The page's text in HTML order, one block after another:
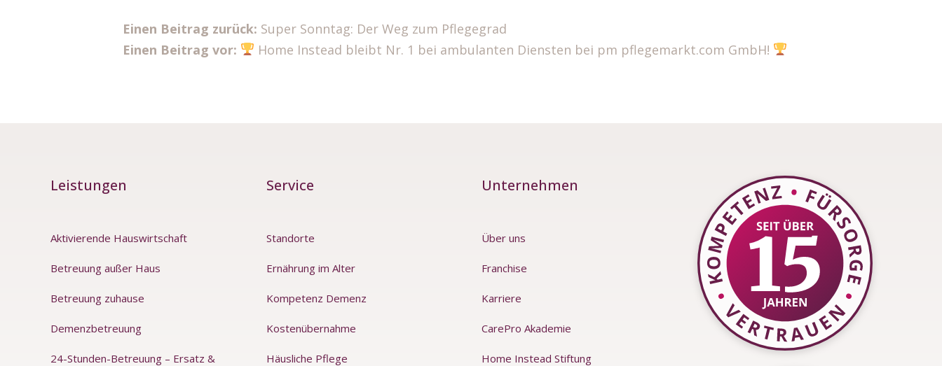
Einen Beitrag zurück: Super Sonntag: Der Weg zum Pflegegrad
Einen Beitrag vor:
Home Instead bleibt Nr. 1 bei ambulanten Diensten bei pm pflegemarkt.com GmbH!
Leistungen
Aktivierende Hauswirtschaft
Betreuung außer Haus
Betreuung zuhause
Demenzbetreuung
24-Stunden-Betreuung – Ersatz &
Service
Standorte
Ernährung im Alter
Kompetenz Demenz
Kostenübernahme
Häusliche Pflege
Unternehmen
Über uns
Franchise
Karriere
CarePro Akademie
Home Instead Stiftung